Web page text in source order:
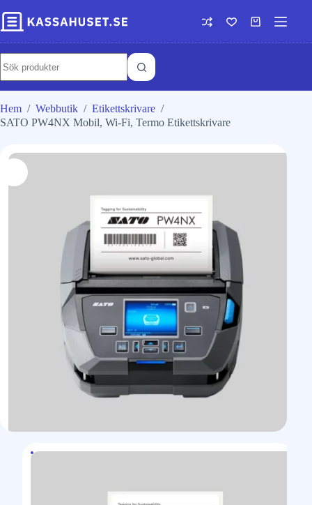
Hem / Webbutik / Etikettskrivare /
SATO PW4NX Mobil, Wi-Fi, Termo Etikettskrivare